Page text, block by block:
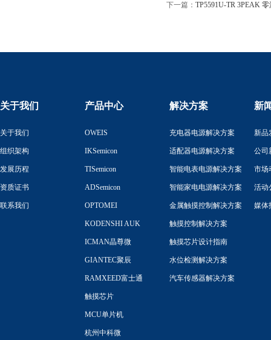
下一篇： TP5591U-TR 3PEAK
关于我们
关于我们
组织架构
发展历程
资质证书
联系我们
产品中心
OWEIS
IKSemicon
TISemicon
ADSemicon
OPTOMEI
KODENSHI AUK
ICMAN晶尊微
GIANTEC聚辰
RAMXEED富士通
触摸芯片
MCU单片机
杭州中科微
解决方案
充电器电源解决方案
适配器电源解决方案
智能电表电源解决方案
智能家电电源解决方案
金属触摸控制解决方案
触摸控制解决方案
触摸芯片设计指南
水位检测解决方案
汽车传感器解决方案
新
新品
公司
市场
活动
媒体